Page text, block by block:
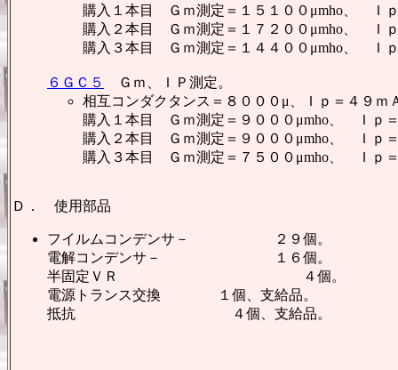
購入１本目 Ｇｍ測定＝１５１００μmho、 Ｉ
購入２本目 Ｇｍ測定＝１７２００μmho、 Ｉ
購入３本目 Ｇｍ測定＝１４４００μmho、 Ｉ
６ＧＣ５
Ｇｍ、ＩＰ測定。
相互コンダクタンス＝８０００μ、Ｉｐ＝４９ｍ
購入１本目 Ｇｍ測定＝９０００μmho、 Ｉｐ
購入２本目 Ｇｍ測定＝９０００μmho、 Ｉｐ
購入３本目 Ｇｍ測定＝７５００μmho、 Ｉｐ
Ｄ． 使用部品
フイルムコンデンサ－ ２９個。
電解コンデンサ－ １６個。
半固定ＶＲ ４個。
電源トランス交換 １個、支給品。
抵抗 ４個、支給品。